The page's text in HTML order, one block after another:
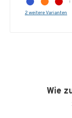
2 weitere Varianten
Wie